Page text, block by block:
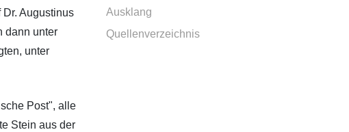
Ausklang
Quellenverzeichnis
Augustinus
dann unter
unter
Post", alle
Stein aus der